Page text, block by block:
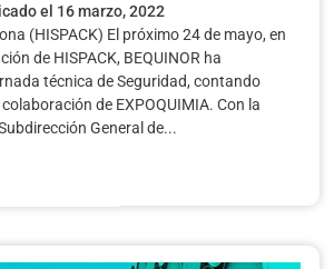
el 16 marzo, 2022
(HISPACK) El próximo 24 de mayo, en
de HISPACK, BEQUINOR ha
técnica de Seguridad, contando
de EXPOQUIMIA. Con la
General de...